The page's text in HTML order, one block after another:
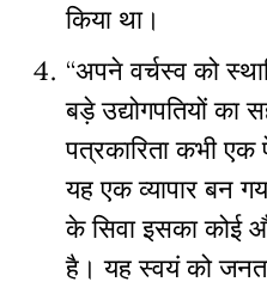
किया था।
“अपने वर्चस्व को
बड़े उद्योगपतियों का
पत्रकारिता कभी
यह एक व्यापार बन
के सिवा इसका कोई
है। यह स्वयं को जनता